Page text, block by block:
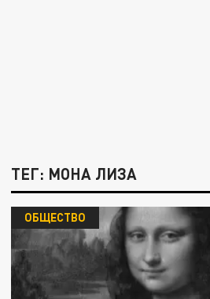
ТЕГ: МОНА ЛИЗА
ОБЩЕСТВО